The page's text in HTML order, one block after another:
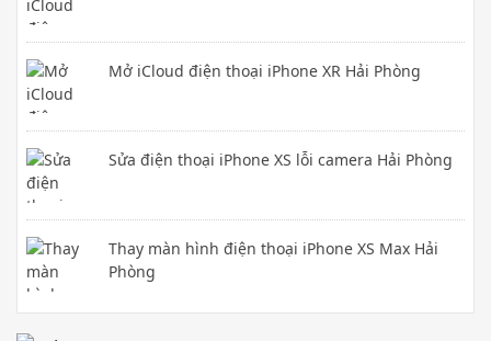
Mở iCloud điện thoại iPhone XR Hải Phòng
Sửa điện thoại iPhone XS lỗi camera Hải Phòng
Thay màn hình điện thoại iPhone XS Max Hải
Phòng